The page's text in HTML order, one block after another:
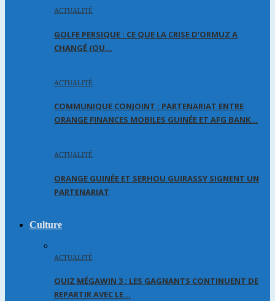
ACTUALITÉ
GOLFE PERSIQUE : CE QUE LA CRISE D’ORMUZ A
CHANGÉ (OU…
ACTUALITÉ
COMMUNIQUE CONJOINT : PARTENARIAT ENTRE
ORANGE FINANCES MOBILES GUINÉE ET AFG BANK…
ACTUALITÉ
ORANGE GUINÉE ET SERHOU GUIRASSY SIGNENT UN
PARTENARIAT
Culture
ACTUALITÉ
QUIZ MÉGAWIN 3 : LES GAGNANTS CONTINUENT DE
REPARTIR AVEC LE…